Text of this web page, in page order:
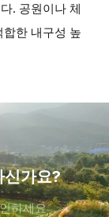
. 공원이나 체
한 내구성 높
신가요?
하세요